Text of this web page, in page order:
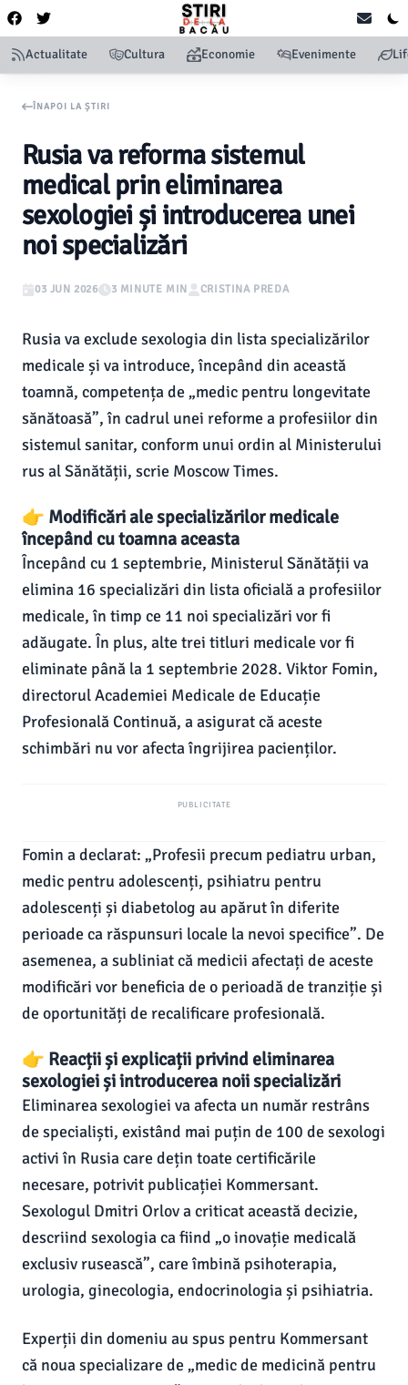
Actualitate Cultura Economie Evenimente
ÎNAPOI LA ȘTIRI
Rusia va reforma sistemul
medical prin eliminarea
sexologiei și introducerea unei
noi specializări
03 JUN 2026 3 MINUTE MIN CRISTINA PREDA
Rusia va exclude sexologia din lista specializărilor
medicale și va introduce, începând din această
toamnă, competența de „medic pentru longevitate
sănătoasă”, în cadrul unei reforme a profesiilor din
sistemul sanitar, conform unui ordin al Ministerului
rus al Sănătății, scrie Moscow Times.
👉 Modificări ale specializărilor medicale
începând cu toamna aceasta
Începând cu 1 septembrie, Ministerul Sănătății va
elimina 16 specializări din lista oficială a profesiilor
medicale, în timp ce 11 noi specializări vor fi
adăugate. În plus, alte trei titluri medicale vor fi
eliminate până la 1 septembrie 2028. Viktor Fomin,
directorul Academiei Medicale de Educație
Profesională Continuă, a asigurat că aceste
schimbări nu vor afecta îngrijirea pacienților.
PUBLICITATE
Fomin a declarat: „Profesii precum pediatru urban,
medic pentru adolescenți, psihiatru pentru
adolescenți și diabetolog au apărut în diferite
perioade ca răspunsuri locale la nevoi specifice”. De
asemenea, a subliniat că medicii afectați de aceste
modificări vor beneficia de o perioadă de tranziție și
de oportunități de recalificare profesională.
👉 Reacții și explicații privind eliminarea
sexologiei și introducerea noii specializări
Eliminarea sexologiei va afecta un număr restrâns
de specialiști, existând mai puțin de 100 de sexologi
activi în Rusia care dețin toate certificările
necesare, potrivit publicației Kommersant.
Sexologul Dmitri Orlov a criticat această decizie,
descriind sexologia ca fiind „o inovație medicală
exclusiv rusească”, care îmbină psihoterapia,
urologia, ginecologia, endocrinologia și psihiatria.
Experții din domeniu au spus pentru Kommersant
că noua specializare de „medic de medicină pentru